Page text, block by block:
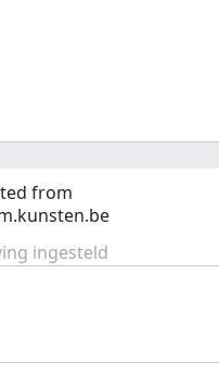
from
ingesteld